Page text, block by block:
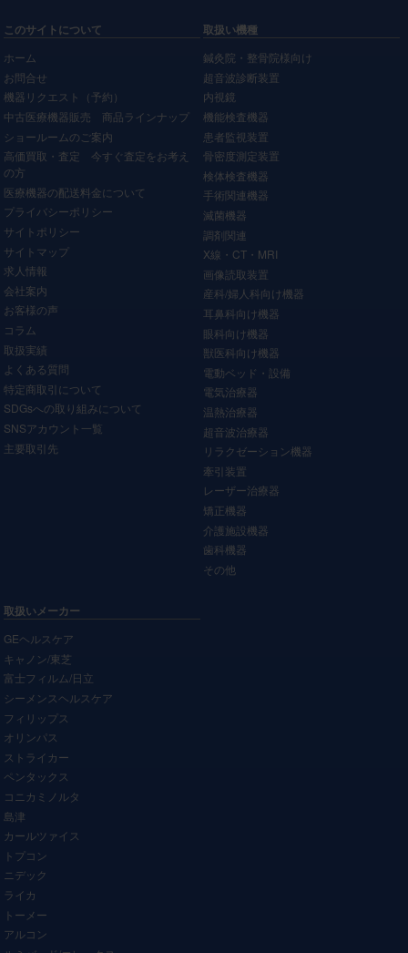
このサイトについて
ホーム
お問合せ
機器リクエスト（予約）
中古医療機器販売 商品ラインナップ
ショールームのご案内
高価買取・査定 今すぐ査定をお考え
の方
医療機器の配送料金について
プライバシーポリシー
サイトポリシー
サイトマップ
求人情報
会社案内
お客様の声
コラム
取扱実績
よくある質問
特定商取引について
SDGsへの取り組みについて
SNSアカウント一覧
主要取引先
取扱い機種
鍼灸院・整骨院様向け
超音波診断装置
内視鏡
機能検査機器
患者監視装置
骨密度測定装置
検体検査機器
手術関連機器
滅菌機器
調剤関連
X線・CT・MRI
画像読取装置
産科/婦人科向け機器
耳鼻科向け機器
眼科向け機器
獣医科向け機器
電動ベッド・設備
電気治療器
温熱治療器
超音波治療器
リラクゼーション機器
牽引装置
レーザー治療器
矯正機器
介護施設機器
歯科機器
その他
取扱いメーカー
GEヘルスケア
キャノン/東芝
富士フィルム/日立
シーメンスヘルスケア
フィリップス
オリンパス
ストライカー
ペンタックス
コニカミノルタ
島津
カールツァイス
トプコン
ニデック
ライカ
トーメー
アルコン